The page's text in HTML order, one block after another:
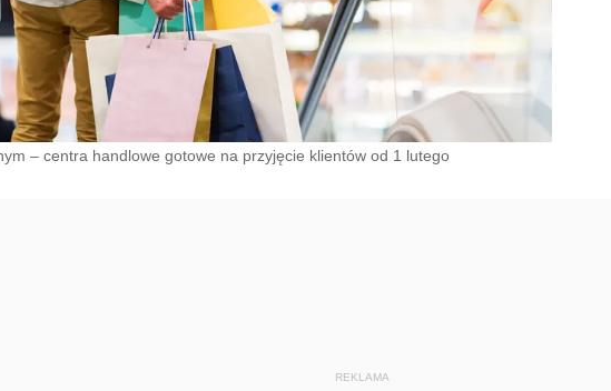
– centra handlowe gotowe na przyjęcie klientów od 1 lutego